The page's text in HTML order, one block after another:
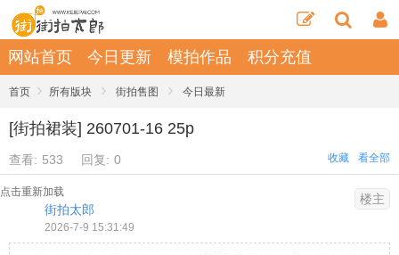
网站首页 今日更新 模拍作品 积分充值
首页 › 所有版块 › 街拍售图 › 今日最新
[街拍裙装] 260701-16 25p
查看: 533 回复: 0 看全部
收藏
点击重新加载
街拍太郎
2026-7-9 15:31:49
楼主